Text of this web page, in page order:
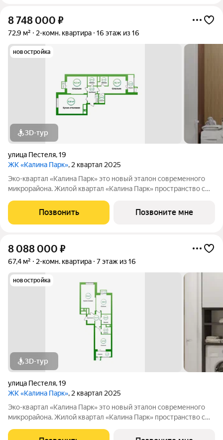
8 748 000 ₽
72,9 м² 2-комн. квартира 16 этаж из 16
новостройка
3D-тур
улица Пестеля,19
ЖК «Калина Парк», 2 квартал 2025
Эко-квартал «Калина Парк» это новый эталон современного
микрорайона. Жилой квартал «Калина Парк» пространство с
эргономичными планировками квартир, безопасными дворами
и развитой, продуманной
Позвонить Позвоните мне
8 088 000 ₽
67,4 м² 2-комн. квартира 7 этаж из 16
новостройка
3D-тур
улица Пестеля,19
ЖК «Калина Парк», 2 квартал 2025
Эко-квартал «Калина Парк» это новый эталон современного
микрорайона. Жилой квартал «Калина Парк» пространство с
эргономичными планировками квартир, безопасными дворами